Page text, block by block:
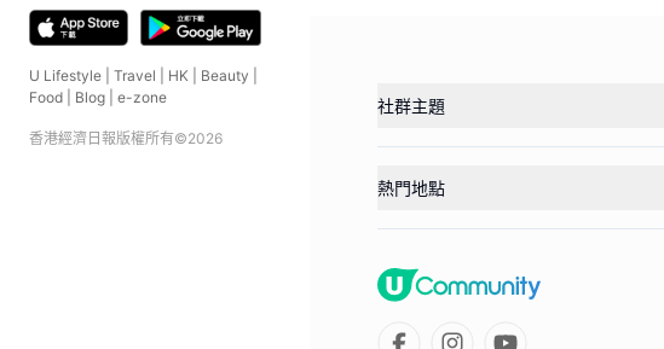
U Lifestyle Travel HK Beauty
Food
Blog e-zone
香港經濟日報版權所有©2026
社群主題
熱門地點